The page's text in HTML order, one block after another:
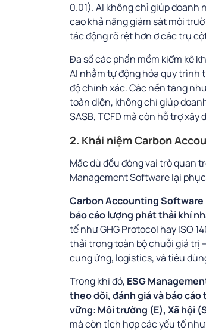
0.01). AI không chỉ giúp doanh
cao khả năng giám sát môi
tác động rõ rệt hơn ở các trụ
Đa số các phần mềm kiểm kê
AI nhằm tự động hóa quy trình
độ chính xác. Các nền tảng
toàn diện, không chỉ giúp
SASB, TCFD mà còn hỗ trợ
2. Khái niệm Carbon
Mặc dù đều đóng vai trò quan
Management Software lại
Carbon Accounting Software
báo cáo lượng phát thải khí
tế như GHG Protocol hay ISO
thải trong toàn bộ chuỗi giá trị
cung ứng, logistics, và tiêu
Trong khi đó, ESG
theo dõi, đánh giá và báo
vững: Môi trường (E), Xã hội
mà còn tích hợp các yếu tố